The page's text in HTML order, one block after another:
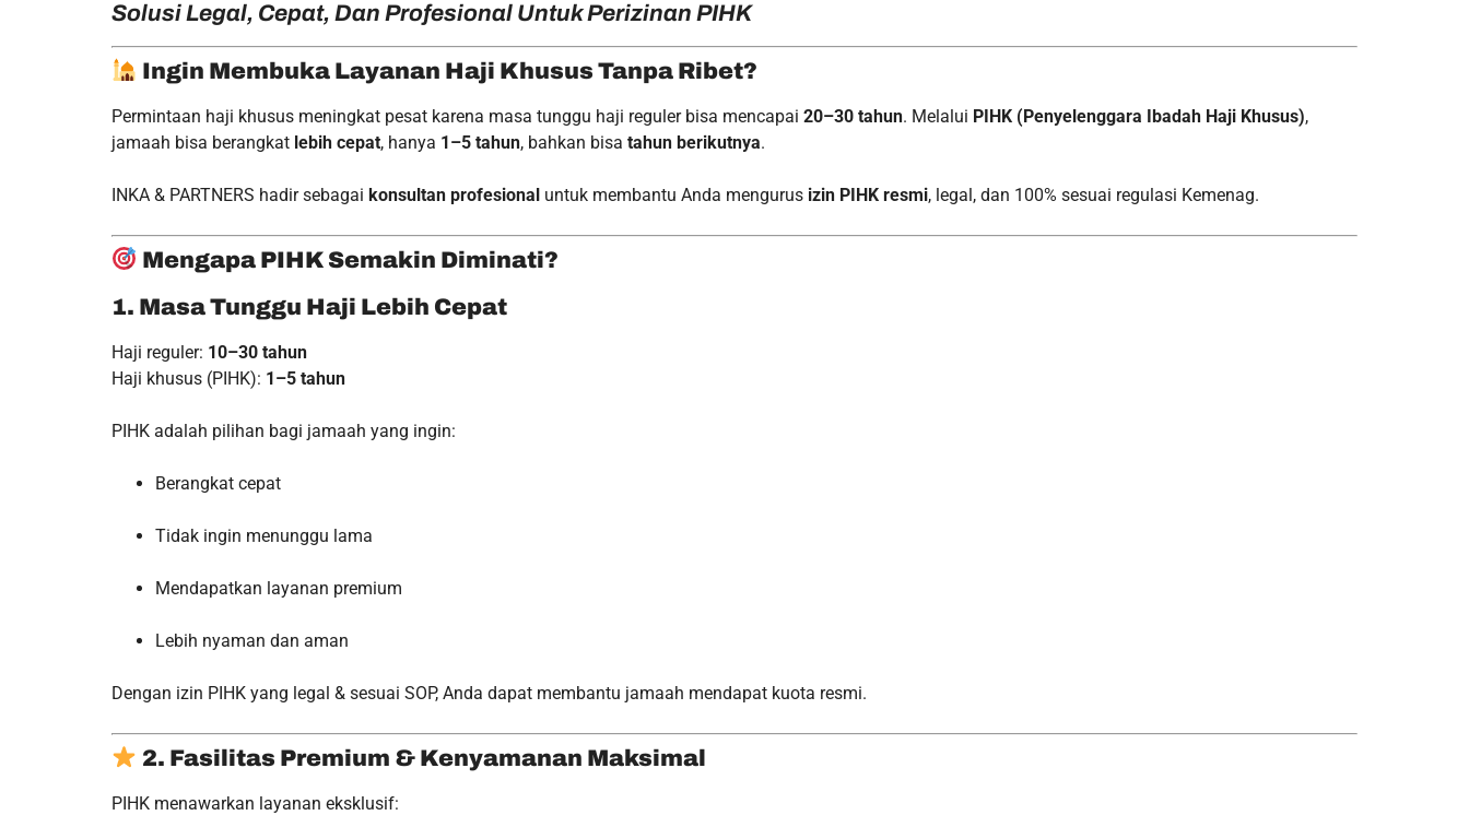
Solusi Legal, Cepat, Dan Profesional Untuk Perizinan PIHK
Ingin Membuka Layanan Haji Khusus Tanpa Ribet?
Permintaan haji khusus meningkat pesat karena masa tunggu haji reguler bisa mencapai 20–30 tahun. Melalui PIHK (Penyelenggara Ibadah Haji Khusus),
jamaah bisa berangkat lebih cepat, hanya 1–5 tahun, bahkan bisa tahun berikutnya.
INKA & PARTNERS hadir sebagai konsultan profesional untuk membantu Anda mengurus izin PIHK resmi, legal, dan 100% sesuai regulasi Kemenag.
Mengapa PIHK Semakin Diminati?
1. Masa Tunggu Haji Lebih Cepat
Haji reguler: 10–30 tahun
Haji khusus (PIHK): 1–5 tahun
PIHK adalah pilihan bagi jamaah yang ingin:
Berangkat cepat
Tidak ingin menunggu lama
Mendapatkan layanan premium
Lebih nyaman dan aman
Dengan izin PIHK yang legal & sesuai SOP, Anda dapat membantu jamaah mendapat kuota resmi.
2. Fasilitas Premium & Kenyamanan Maksimal
PIHK menawarkan layanan eksklusif: